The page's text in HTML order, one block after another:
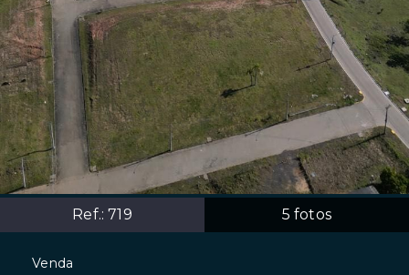
Ref.:719 5 fotos
Venda